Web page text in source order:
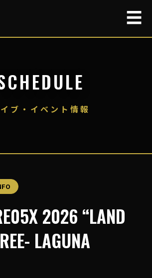
☰
ブ・イベント情報
2026 “LAND
LAGUNA